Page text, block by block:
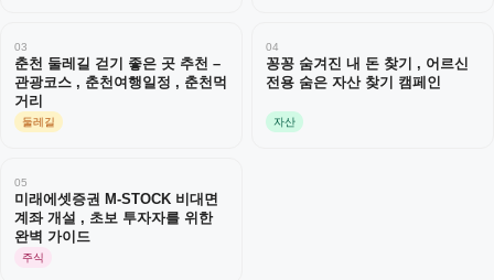
03
춘천 둘레길 걷기 좋은 곳 추천 –
관광코스 , 춘천여행일정 , 춘천먹
거리
둘레길
04
꽁꽁 숨겨진 내 돈 찾기 , 어르신
전용 숨은 자산 찾기 캠페인
자산
05
미래에셋증권 M-STOCK 비대면
계좌 개설 , 초보 투자자를 위한
완벽 가이드
주식